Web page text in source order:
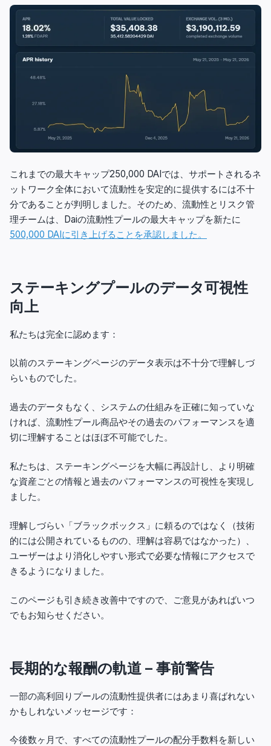
これまでの最大キャップ250,000 DAIでは、サポートされるネ
ットワーク全体において流動性を安定的に提供するには不十
分であることが判明しました。そのため、流動性とリスク管
理チームは、Daiの流動性プールの最大キャップを新たに
500,000 DAIに引き上げることを承認しました。
ステーキングプールのデータ可視性
向上
私たちは完全に認めます：
以前のステーキングページのデータ表示は不十分で理解しづ
らいものでした。
過去のデータもなく、システムの仕組みを正確に知っていな
ければ、流動性プール商品やその過去のパフォーマンスを適
切に理解することはほぼ不可能でした。
私たちは、ステーキングページを大幅に再設計し、より明確
な資産ごとの情報と過去のパフォーマンスの可視性を実現し
ました。
理解しづらい「ブラックボックス」に頼るのではなく（技術
的には公開されているものの、理解は容易ではなかった）、
ユーザーはより消化しやすい形式で必要な情報にアクセスで
きるようになりました。
このページも引き続き改善中ですので、ご意見があればいつ
でもお知らせください。
長期的な報酬の軌道 – 事前警告
一部の高利回りプールの流動性提供者にはあまり喜ばれない
かもしれないメッセージです：
今後数ヶ月で、 すべての流動性プールの配分手数料を新しい